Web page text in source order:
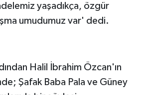
yaşadıkça, özgür
umudumuz var' dedi.
Halil İbrahim Özcan'ın
Şafak Baba Pala ve Güney